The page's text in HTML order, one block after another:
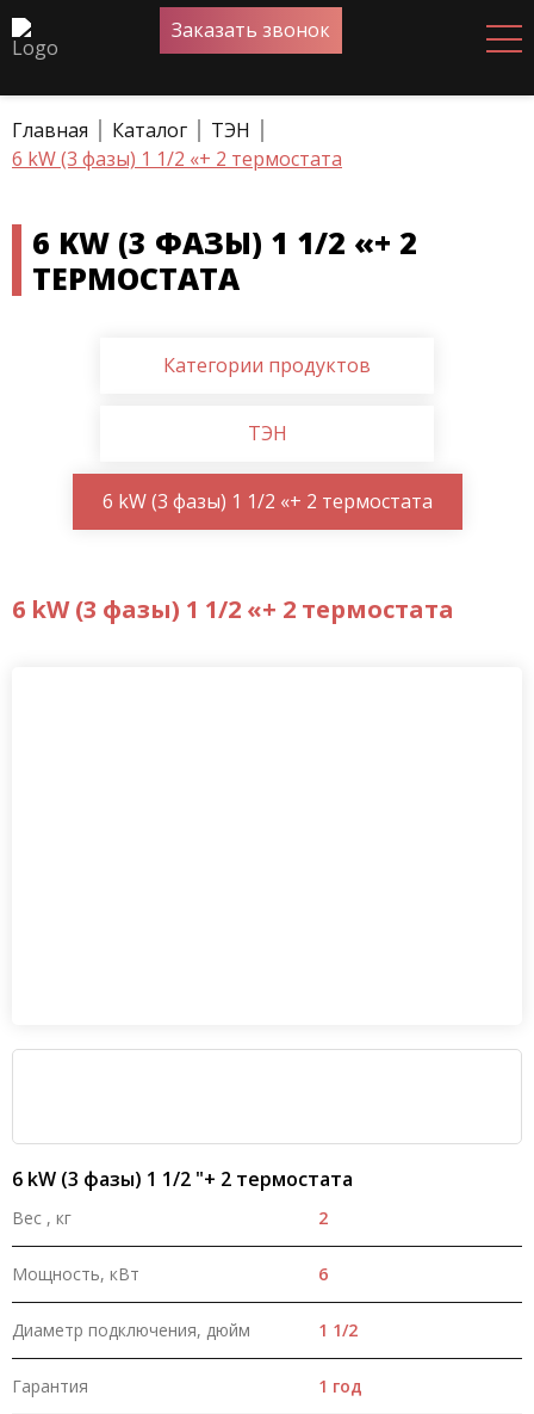
Заказать звонок
Главная Каталог
ТЭН
6 kW (3 фазы) 1 1/2 «+ 2 термостата
6 KW (3 ФАЗЫ) 1 1/2 «+ 2
ТЕРМОСТАТА
Категории продуктов
ТЭН
6 kW (3 фазы) 1 1/2 «+ 2 термостата
6 kW (3 фазы) 1 1/2 «+ 2 термостата
6 kW (3 фазы) 1 1/2 "+ 2 термостата
Вес , кг 2
Мощность, кВт 6
Диаметр подключения, дюйм 1 1/2
Гарантия 1 год